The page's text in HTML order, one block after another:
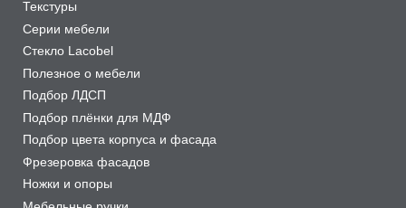
Текстуры
Серии мебели
Стекло Lacobel
Полезное о мебели
Подбор ЛДСП
Подбор плёнки для МДФ
Подбор цвета корпуса и фасада
Фрезеровка фасадов
Ножки и опоры